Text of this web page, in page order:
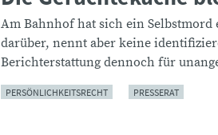
Am Bahnhof hat sich ein
darüber, nennt aber keine
Berichterstattung dennoch für
PERSÖNLICHKEITSRECHT PRESSERAT